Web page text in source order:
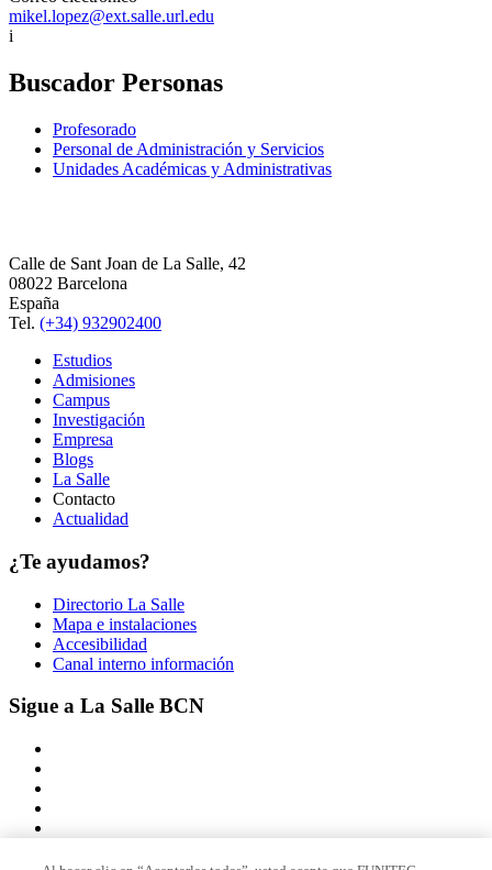
mikel.lopez@ext.salle.url.edu
i
Buscador Personas
Profesorado
Personal de Administración y Servicios
Unidades Académicas y Administrativas
Calle de Sant Joan de La Salle, 42
08022 Barcelona
España
Tel. (+34) 932902400
Estudios
Admisiones
Campus
Investigación
Empresa
Blogs
La Salle
Contacto
Actualidad
¿Te ayudamos?
Directorio La Salle
Mapa e instalaciones
Accesibilidad
Canal interno información
Sigue a La Salle BCN